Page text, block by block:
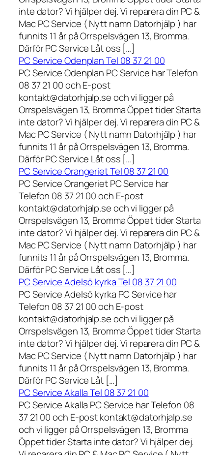
inte dator? Vi hjälper dej. Vi reparera din PC &
Mac PC Service ( Nytt namn Datorhjälp ) har
funnits 11 år på Orrspelsvägen 13, Bromma.
Därför PC Service Låt oss […]
PC Service Odenplan Tel 08 37 21 00
PC Service Odenplan PC Service har Telefon
08 37 21 00 och E-post
kontakt@datorhjalp.se och vi ligger på
Orrspelsvägen 13, Bromma Öppet tider Starta
inte dator? Vi hjälper dej. Vi reparera din PC &
Mac PC Service ( Nytt namn Datorhjälp ) har
funnits 11 år på Orrspelsvägen 13, Bromma.
Därför PC Service Låt oss […]
PC Service Orangeriet Tel 08 37 21 00
PC Service Orangeriet PC Service har
Telefon 08 37 21 00 och E-post
kontakt@datorhjalp.se och vi ligger på
Orrspelsvägen 13, Bromma Öppet tider Starta
inte dator? Vi hjälper dej. Vi reparera din PC &
Mac PC Service ( Nytt namn Datorhjälp ) har
funnits 11 år på Orrspelsvägen 13, Bromma.
Därför PC Service Låt oss […]
PC Service Adelsö kyrka Tel 08 37 21 00
PC Service Adelsö kyrka PC Service har
Telefon 08 37 21 00 och E-post
kontakt@datorhjalp.se och vi ligger på
Orrspelsvägen 13, Bromma Öppet tider Starta
inte dator? Vi hjälper dej. Vi reparera din PC &
Mac PC Service ( Nytt namn Datorhjälp ) har
funnits 11 år på Orrspelsvägen 13, Bromma.
Därför PC Service Låt […]
PC Service Akalla Tel 08 37 21 00
PC Service Akalla PC Service har Telefon 08
37 21 00 och E-post kontakt@datorhjalp.se
och vi ligger på Orrspelsvägen 13, Bromma
Öppet tider Starta inte dator? Vi hjälper dej.